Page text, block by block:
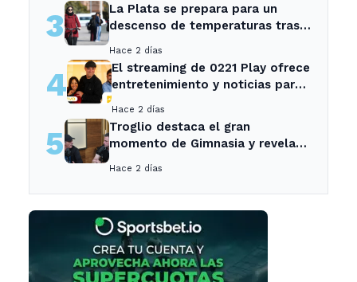
3
La Plata se prepara para un
descenso de temperaturas tras
Hace 2 días
4
El streaming de 0221 Play ofrece
entretenimiento y noticias para
Hace 2 días
5
Troglio destaca el gran
momento de Gimnasia y revela
Hace 2 días